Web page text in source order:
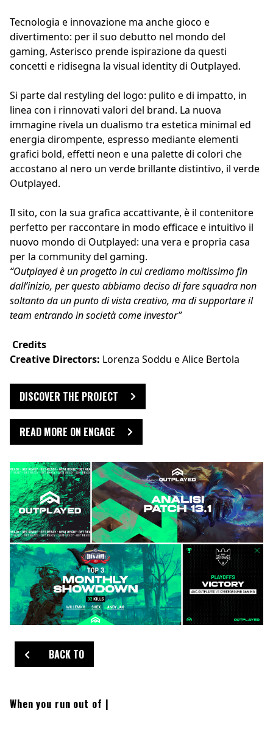
Tecnologia e innovazione ma anche gioco e
divertimento: per il suo debutto nel mondo del
gaming, Asterisco prende ispirazione da questi
concetti e ridisegna la visual identity di Outplayed.
Si parte dal restyling del logo: pulito e di impatto, in
linea con i rinnovati valori del brand. La nuova
immagine rivela un dualismo tra estetica minimal ed
energia dirompente, espresso mediante elementi
grafici bold, effetti neon e una palette di colori che
accostano al nero un verde brillante distintivo, il verde
Outplayed.
Il sito, con la sua grafica accattivante, è il contenitore
perfetto per raccontare in modo efficace e intuitivo il
nuovo mondo di Outplayed: una vera e propria casa
per la community del gaming.
“Outplayed è un progetto in cui crediamo moltissimo fin
dall’inizio, per questo abbiamo deciso di fare squadra non
soltanto da un punto di vista creativo, ma di supportare il
team entrando in società come investor”
Credits
Creative Directors: Lorenza Soddu e Alice Bertola
DISCOVER THE PROJECT
READ MORE ON ENGAGE
BACK TO
When you run out of s